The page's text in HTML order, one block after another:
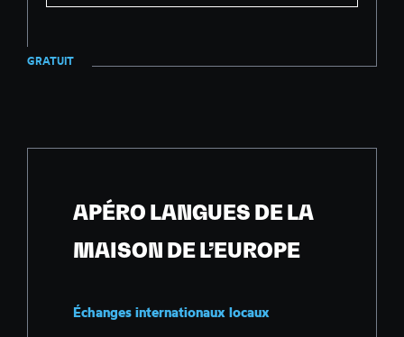
GRATUIT
APÉRO LANGUES DE LA
MAISON DE L’EUROPE
Échanges internationaux locaux